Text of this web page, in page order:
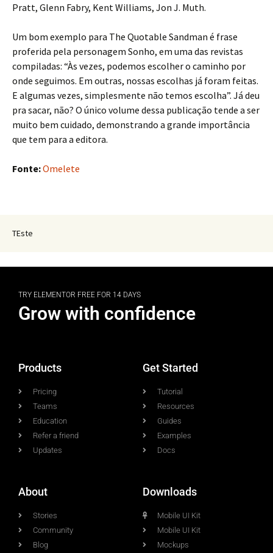
Pratt, Glenn Fabry, Kent Williams, Jon J. Muth.
Um bom exemplo para The Quotable Sandman é frase
proferida pela personagem Sonho, em uma das revistas
compiladas: “Às vezes, podemos escolher o caminho por
onde seguimos. Em outras, nossas escolhas já foram feitas.
E algumas vezes, simplesmente não temos escolha”. Já deu
pra sacar, não? O único volume dessa publicação tende a ser
muito bem cuidado, demonstrando a grande importância
que tem para a editora.
Fonte:Omelete
TEste
TRY ELEMENTOR FREE FOR 14 DAYS
Grow with confidence
Products
Pricing
Teams
Education
Refer a friend
Updates
Get Started
Tutorial
Resources
Guides
Examples
Docs
About
Stories
Community
Blog
Downloads
Mobile UI Kit
Mobile UI Kit
Mockups